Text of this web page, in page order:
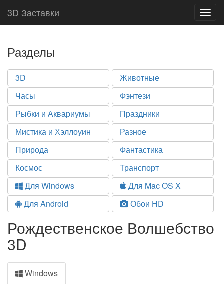
3D Заставки
Разделы
3D
Животные
Часы
Фэнтези
Рыбки и Аквариумы
Праздники
Мистика и Хэллоуин
Разное
Природа
Фантастика
Космос
Транспорт
Для Windows
Для Mac OS X
Для Android
Обои HD
Рождественское Волшебство
3D
Windows